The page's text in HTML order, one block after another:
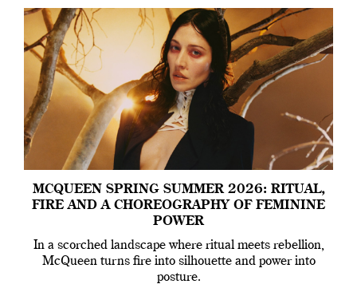
MCQUEEN SPRING SUMMER 2026: RITUAL,
FIRE AND A CHOREOGRAPHY OF FEMININE
POWER
In a scorched landscape where ritual meets rebellion,
McQueen turns fire into silhouette and power into
posture.